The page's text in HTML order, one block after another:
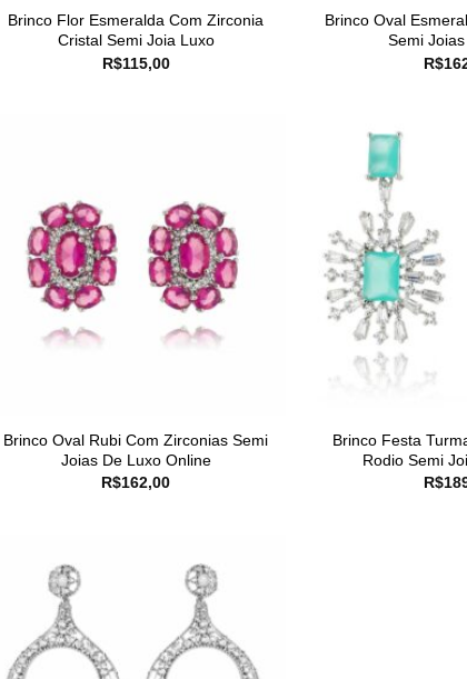
Brinco Flor Esmeralda Com Zirconia
Cristal Semi Joia Luxo
R$115,00
Brinco Oval
Semi
R$
Brinco Oval Rubi Com Zirconias Semi
Joias De Luxo Online
R$162,00
Brinco Festa
Rodio Semi
R$